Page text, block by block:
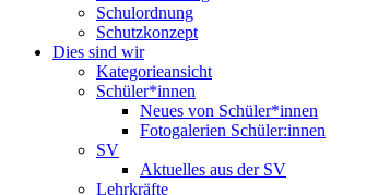
Schulordnung
Schutzkonzept
Dies sind wir
Kategorieansicht
Schüler*innen
Neues von Schüler*innen
Fotogalerien Schüler:innen
SV
Aktuelles aus der SV
Lehrkräfte